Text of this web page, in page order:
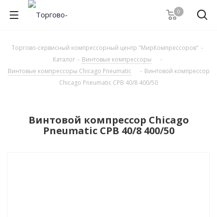
0
Торгово-сервисный компрессорный центр "МирКомпрессоров" -
Каталог - Винтовые компрессоры
-
Винтовые компрессоры Chicago Pneumatic
- Винтовой компрессор
Chicago Pneumatic CPB 40/8 400/50
Винтовой компрессор Chicago
Pneumatic CPB 40/8 400/50